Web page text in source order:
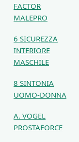
FACTOR
MALEPRO
6 SICUREZZA
INTERIORE
MASCHILE
8 SINTONIA
UOMO-DONNA
A. VOGEL
PROSTAFORCE